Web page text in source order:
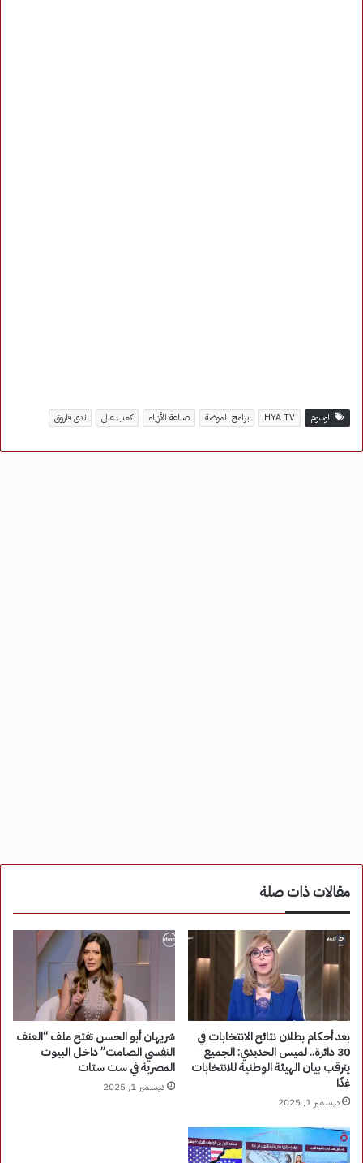
الوسوم HYA TV برامج الموضة صناعة الأزياء كعب عالي ندى فاروق
مقالات ذات صلة
بعد أحكام بطلان نتائج الانتخابات في
30 دائرة.. لميس الحديدي: الجميع
يترقب بيان الهيئة الوطنية للانتخابات
غدًا
ديسمبر 1, 2025
شريهان أبو الحسن تفتح ملف “العنف
النفسي الصامت” داخل البيوت
المصرية في ست ستات
ديسمبر 1, 2025